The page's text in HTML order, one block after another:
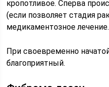
кропотливое. Сперва
(если позволяет стадия
медикаментозное лечение.
При своевременно
благоприятный.